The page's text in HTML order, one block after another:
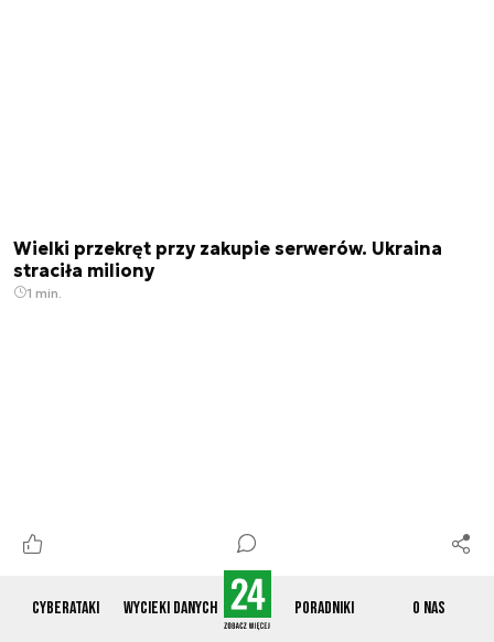
Cyberataki Wycieki danych Poradniki O nas
Wielki przekręt przy zakupie serwerów. Ukraina
straciła miliony
1 min.
Cyber24 DAYS w nowej formule! Bądź z nami 7-8
października